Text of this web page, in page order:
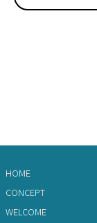
HOME
CONCEPT
WELCOME